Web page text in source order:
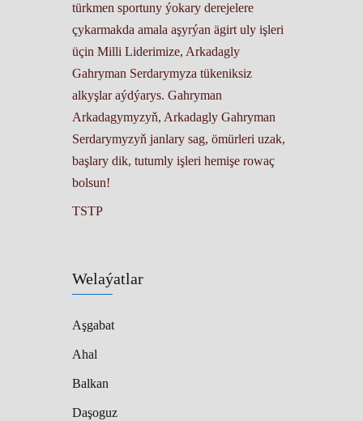
Welaýatlar
Aşgabat
Ahal
Balkan
Daşoguz
türkmen sportuny ýokary derejelere
çykarmakda amala aşyrýan ägirt uly işleri
üçin Milli Liderimize, Arkadagly
Gahryman Serdarymyza tükeniksiz
alkyşlar aýdýarys. Gahryman
Arkadagymyzyň, Arkadagly Gahryman
Serdarymyzyň janlary sag, ömürleri uzak,
başlary dik, tutumly işleri hemişe rowaç
bolsun!
TSTP